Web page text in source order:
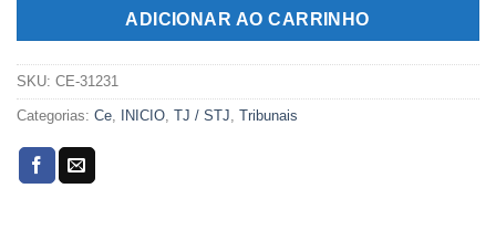
ADICIONAR AO CARRINHO
SKU: CE-31231
Categorias: Ce, INICIO, TJ / STJ, Tribunais